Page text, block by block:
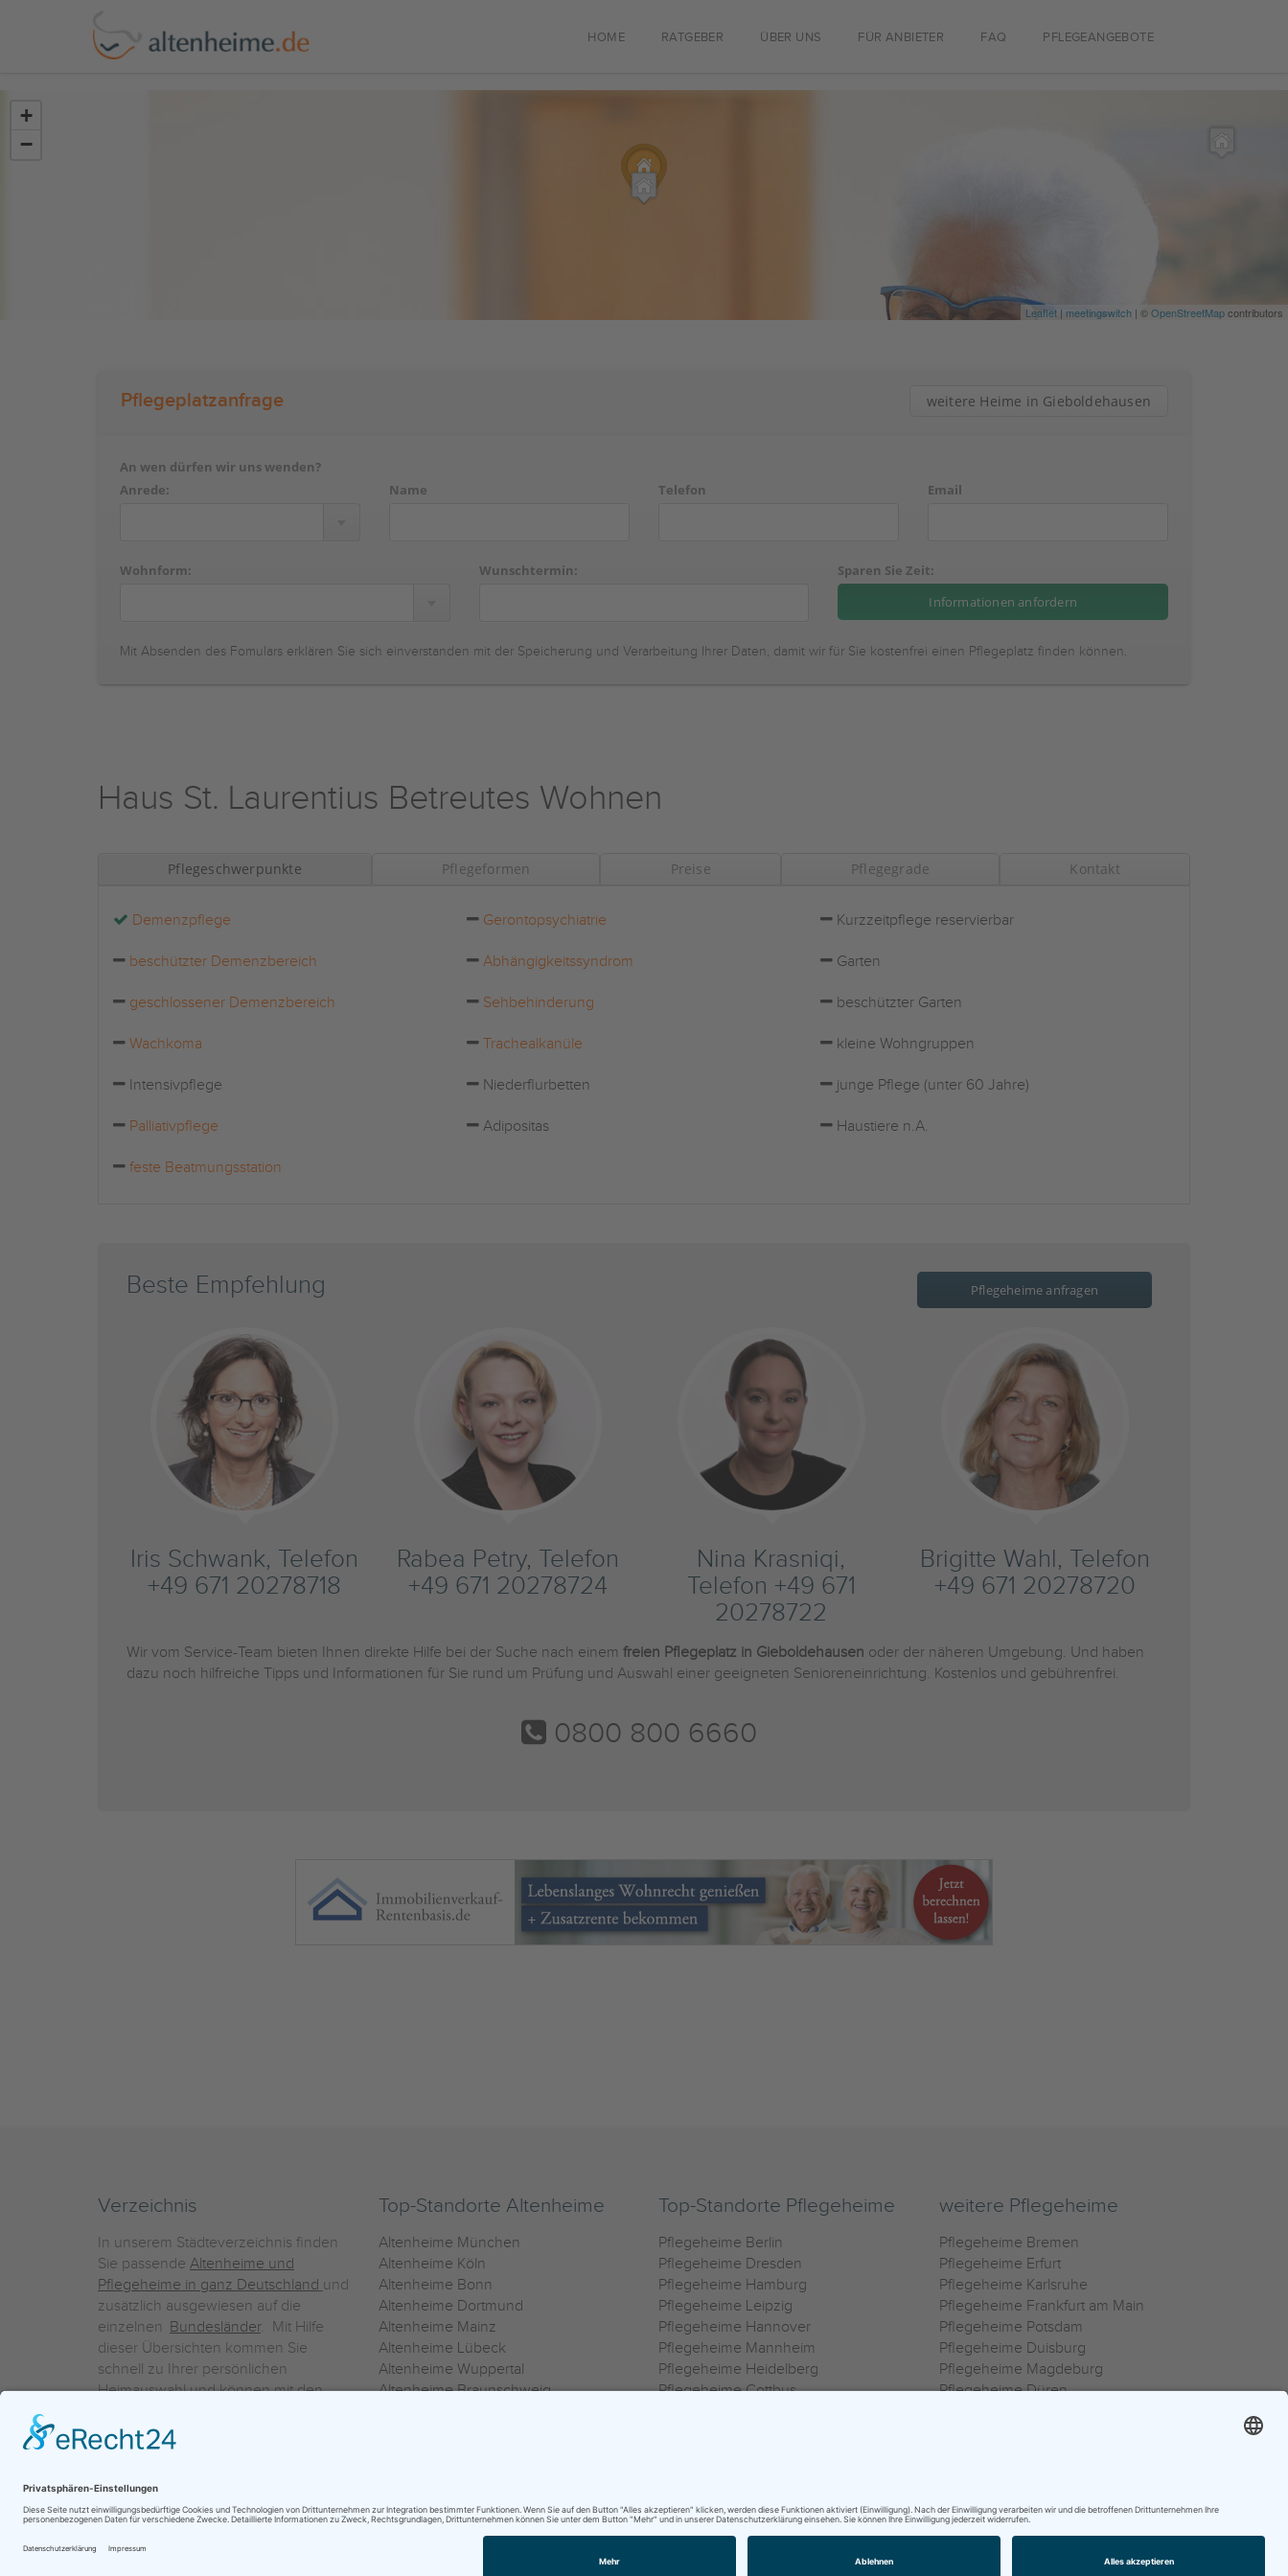
HOME RATGEBER ÜBER UNS FÜR ANBIETER FAQ PFLEGEANGEBOTE
+
−
Leaflet | meetingswitch | ©OpenStreetMapcontributors
Pflegeplatzanfrage weitere Heime in Gieboldehausen
An wen dürfen wir uns wenden?
Anrede:
Name Telefon Email
Wohnform: Wunschtermin: Sparen Sie Zeit:
Mit Absenden des Fomulars erklären Sie sich einverstanden mit der Speicherung und Verarbeitung Ihrer Daten, damit wir für Sie kostenfrei einen Pflegeplatz finden können.
Haus St. Laurentius Betreutes Wohnen
Pflegeschwerpunkte Pflegeformen Preise Pflegegrade Kontakt
Demenzpflege Gerontopsychiatrie Kurzzeitpflege reservierbar
beschützter Demenzbereich Abhängigkeitssyndrom Garten
geschlossener Demenzbereich Sehbehinderung beschützter Garten
Wachkoma Trachealkanüle kleine Wohngruppen
Intensivpflege Niederflurbetten junge Pflege (unter 60 Jahre)
Palliativpflege Adipositas Haustiere n.A.
feste Beatmungsstation
Beste Empfehlung Pflegeheime anfragen
Iris Schwank, Telefon
+49 671 20278718
Rabea Petry, Telefon
+49 671 20278724
Nina Krasniqi,
Telefon +49 671
20278722
Brigitte Wahl, Telefon
+49 671 20278720
Wir vom Service-Team bieten Ihnen direkte Hilfe bei der Suche nach einem freien Pflegeplatz in Gieboldehausen oder der näheren Umgebung. Und haben
dazu noch hilfreiche Tipps und Informationen für Sie rund um Prüfung und Auswahl einer geeigneten Senioreneinrichtung. Kostenlos und gebührenfrei.
0800 800 6660
Verzeichnis
In unserem Städteverzeichnis finden
Sie passende Altenheime und
Pflegeheime in ganz Deutschland und
zusätzlich ausgewiesen auf die
einzelnen Bundesländer. Mit Hilfe
dieser Übersichten kommen Sie
schnell zu Ihrer persönlichen
Heimauswahl und können mit den
einzelnen Häuser Leistungsvergleiche
vornehmen.
Top-Standorte Altenheime
Altenheime München
Altenheime Köln
Altenheime Bonn
Altenheime Dortmund
Altenheime Mainz
Altenheime Lübeck
Altenheime Wuppertal
Altenheime Braunschweig
Top-Standorte Pflegeheime
Pflegeheime Berlin
Pflegeheime Dresden
Pflegeheime Hamburg
Pflegeheime Leipzig
Pflegeheime Hannover
Pflegeheime Mannheim
Pflegeheime Heidelberg
Pflegeheime Cottbus
weitere Pflegeheime
Pflegeheime Bremen
Pflegeheime Erfurt
Pflegeheime Karlsruhe
Pflegeheime Frankfurt am Main
Pflegeheime Potsdam
Pflegeheime Duisburg
Pflegeheime Magdeburg
Pflegeheime Düren
0800 800 666 0